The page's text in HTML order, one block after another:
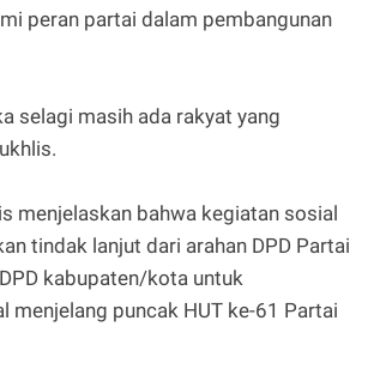
peran partai dalam pembangunan
selagi masih ada rakyat yang
menjelaskan bahwa kegiatan sosial
tindak lanjut dari arahan DPD Partai
kabupaten/kota untuk
puncak HUT ke-61 Partai